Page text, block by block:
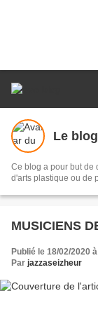
Le
Ce blog a pour but de
d'arts plastique ou de
MUSICIENS
Publié le 18/02/2020
Par jazzaseizheur